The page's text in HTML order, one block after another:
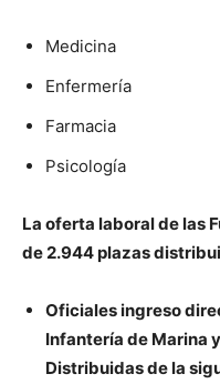
Medicina
Enfermería
Farmacia
Psicología
La oferta laboral de las
de 2.944 plazas
Oficiales ingreso
Infantería de Marina
Distribuidas de la